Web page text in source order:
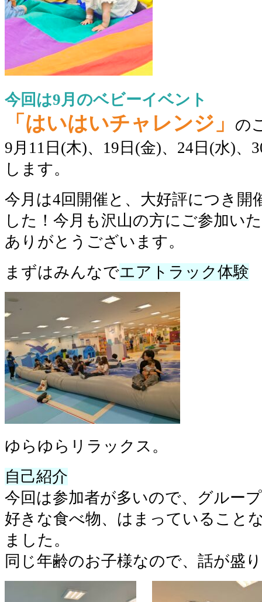
今回は9月のベビーイベント
「はいはいチャレンジ」
の
9月11日(木)、19日(金)、24日(水)、
します。
今月は4回開催と、大好評につき開
した！今月も沢山の方にご参加い
ありがとうございます。
まずはみんなでエアトラック体験
ゆらゆらリラックス。
自己紹介
今回は参加者が多いので、グルー
好きな食べ物、はまっていること
ました。
同じ年齢のお子様なので、話が盛